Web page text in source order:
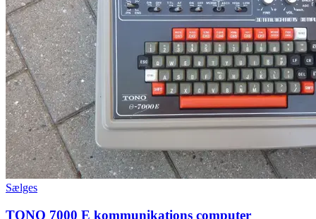
Sælges
TONO 7000 E kommunikations computer